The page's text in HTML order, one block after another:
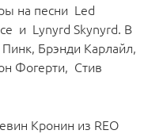
на песни Led
и Lynyrd Skynyrd. В
Брэнди Карлайл,
Фогерти, Стив
Кронин из REO